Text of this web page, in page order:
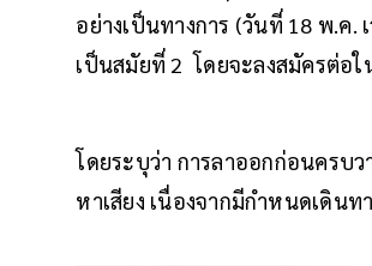
อย่างเป็นทางการ (วันที่ 18 พ.ค.
เป็นสมัยที่ 2 โดยจะลงสมัครต่อใ
โดยระบุว่า การลาออกก่อนครบ
หาเสียง เนื่องจากมีกำหนดเดิน